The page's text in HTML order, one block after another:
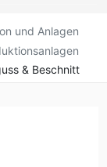
Deutsch
und Anlagen
& Beschnitt